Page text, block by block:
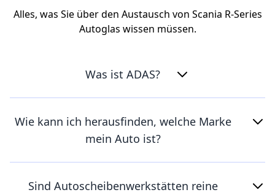
Alles, was Sie über den Austausch von Scania R-Series
Autoglas wissen müssen.
Was ist ADAS?
Wie kann ich herausfinden, welche Marke
mein Auto ist?
Sind Autoscheibenwerkstätten reine